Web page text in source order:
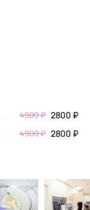
4900₽ 2800 ₽
4900 ₽ 2800 ₽